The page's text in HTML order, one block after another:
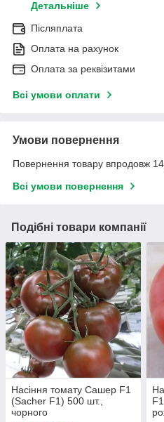
Детальніше
Післяплата
Оплата на рахунок
Оплата за реквізитами
Всі умови оплати
Умови повернення
Повернення товару впродовж 14
Всі умови повернення
Подібні товари компанії
Насіння томату Сашер F1
(Sacher F1) 500 шт.,
чорного